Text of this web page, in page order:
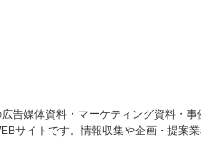
広告媒体資料・マーケティング資料・
サイトです。情報収集や企画・提案